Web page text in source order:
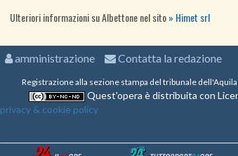
Ulteriori informazioni su Albettone nel sito Himet srl
amministrazione Contatta la redazione
Registrazione alla sezione stampa del tribunale
Quest'opera è distribuita con
privacy & cookie policy